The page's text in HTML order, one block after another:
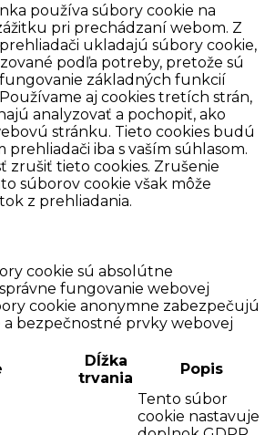
používa súbory cookie na
pri prechádzaní webom. Z
ukladajú súbory cookie,
podľa potreby, pretože sú
základných funkcií
aj cookies tretích strán,
analyzovať a pochopiť, ako
stránku. Tieto cookies budú
prehliadači iba s vaším súhlasom.
zrušiť tieto cookies. Zrušenie
súborov cookie však môže
z prehliadania.
cookie sú absolútne
fungovanie webovej
cookie anonymne zabezpečujú
bezpečnostné prvky webovej
Dĺžka
trvania
Popis
Tento súbor
cookie nastavuje